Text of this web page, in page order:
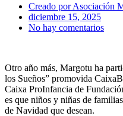
Creado porAsociación
diciembre 15, 2025
No hay comentarios
Otro año más, Margotu ha
los Sueños” promovida
Caixa ProInfancia de
es que niños y niñas de
de Navidad que desean.